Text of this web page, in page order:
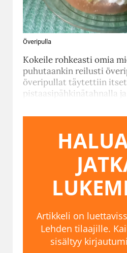
Överipulla
Kokeile rohkeasti omia
puhutaankin reilusti
överipullat täytettiin
pistaasipähkinätahnalla
Artikkeli on
Lehden tilaajille.
sisältyy